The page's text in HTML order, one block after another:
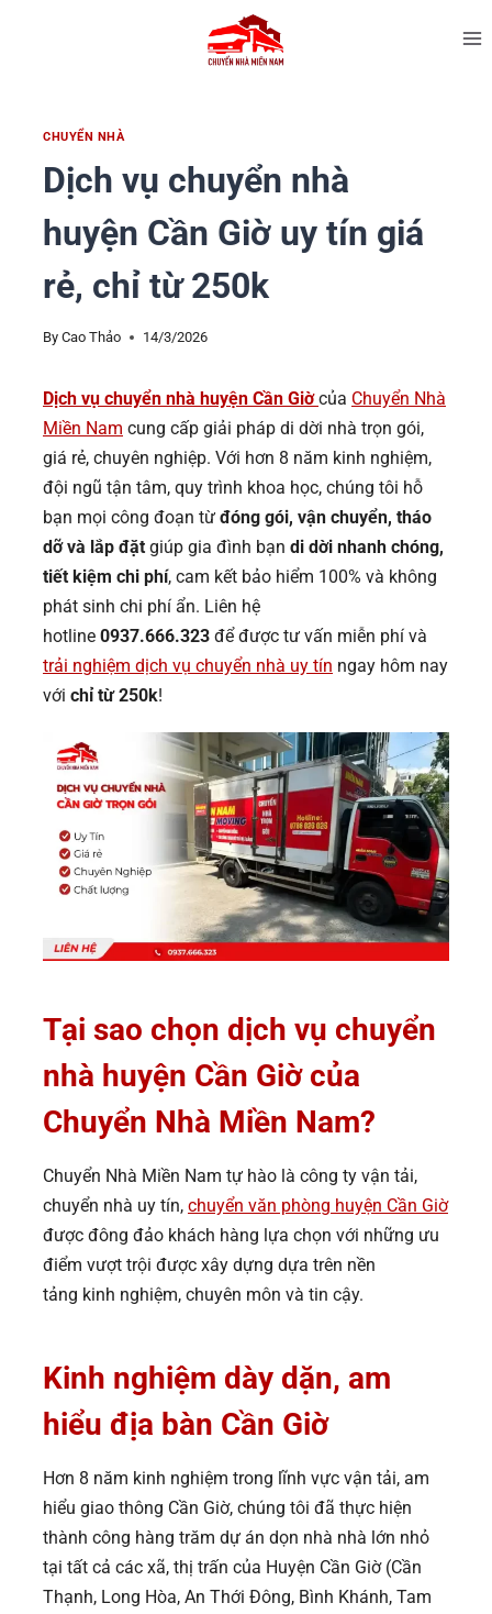
CHUYỂN NHÀ
Dịch vụ chuyển nhà
huyện Cần Giờ uy tín giá
rẻ, chỉ từ 250k
By Cao Thảo 14/3/2026
Dịch vụ chuyển nhà huyện Cần Giờcủa Chuyển Nhà
Miền Nam cung cấp giải pháp di dời nhà trọn gói,
giá rẻ, chuyên nghiệp. Với hơn 8 năm kinh nghiệm,
đội ngũ tận tâm, quy trình khoa học, chúng tôi hỗ
bạn mọi công đoạn từ đóng gói, vận chuyển, tháo
dỡ và lắp đặt giúp gia đình bạn di dời nhanh chóng,
tiết kiệm chi phí, cam kết bảo hiểm 100% và không
phát sinh chi phí ẩn. Liên hệ
hotline 0937.666.323 để được tư vấn miễn phí và
trải nghiệm dịch vụ chuyển nhà uy tín ngay hôm nay
với chỉ từ 250k!
Tại sao chọn dịch vụ chuyển
nhà huyện Cần Giờ của
Chuyển Nhà Miền Nam?
Chuyển Nhà Miền Nam tự hào là công ty vận tải,
chuyển nhà uy tín, chuyển văn phòng huyện Cần Giờ
được đông đảo khách hàng lựa chọn với những ưu
điểm vượt trội được xây dựng dựa trên nền
tảng kinh nghiệm, chuyên môn và tin cậy.
Kinh nghiệm dày dặn, am
hiểu địa bàn Cần Giờ
Hơn 8 năm kinh nghiệm trong lĩnh vực vận tải, am
hiểu giao thông Cần Giờ, chúng tôi đã thực hiện
thành công hàng trăm dự án dọn nhà nhà lớn nhỏ
tại tất cả các xã, thị trấn của Huyện Cần Giờ (Cần
Thạnh, Long Hòa, An Thới Đông, Bình Khánh, Tam